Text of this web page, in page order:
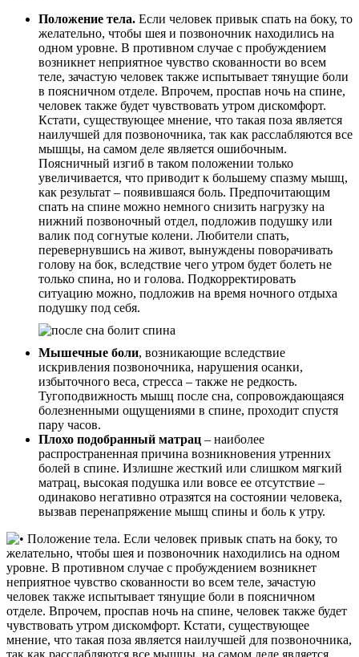
Положение тела. Если человек привык спать на боку, то
желательно, чтобы шея и позвоночник находились на
одном уровне. В противном случае с пробуждением
возникнет неприятное чувство скованности во всем
теле, зачастую человек также испытывает тянущие боли
в поясничном отделе. Впрочем, проспав ночь на спине,
человек также будет чувствовать утром дискомфорт.
Кстати, существующее мнение, что такая поза является
наилучшей для позвоночника, так как расслабляются все
мышцы, на самом деле является ошибочным.
Поясничный изгиб в таком положении только
увеличивается, что приводит к большему спазму мышц,
как результат – появившаяся боль. Предпочитающим
спать на спине можно немного снизить нагрузку на
нижний позвоночный отдел, подложив подушку или
валик под согнутые колени. Любители спать,
перевернувшись на живот, вынуждены поворачивать
голову на бок, вследствие чего утром будет болеть не
только спина, но и голова. Подкорректировать
ситуацию можно, подложив на время ночного отдыха
подушку под себя.
Мышечные боли, возникающие вследствие
искривления позвоночника, нарушения осанки,
избыточного веса, стресса – также не редкость.
Тугоподвижность мышц после сна, сопровождающаяся
болезненными ощущениями в спине, проходит спустя
пару часов.
Плохо подобранный матрац – наиболее
распространенная причина возникновения утренних
болей в спине. Излишне жесткий или слишком мягкий
матрац, высокая подушка или вовсе ее отсутствие –
одинаково негативно отразятся на состоянии человека,
вызвав перенапряжение мышц спины и боль к утру.